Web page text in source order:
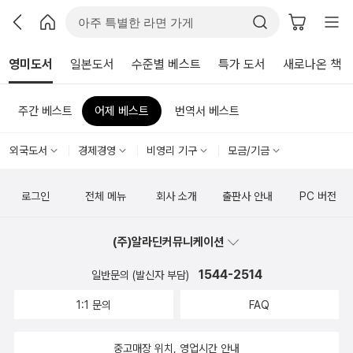
영미도서 일본도서 수준별 베스트 특가 도서 새로나온 책
주간 베스트 어제 베스트 번역서 베스트
외국도서 경제경영 비영리 기구 모금/기금
로그인 전체 메뉴 회사 소개 출판사 안내 PC 버전
(주)알라딘커뮤니케이션
일반문의 (발신자 부담) 1544-2514
1:1 문의 FAQ
중고매장 위치, 영업시간 안내